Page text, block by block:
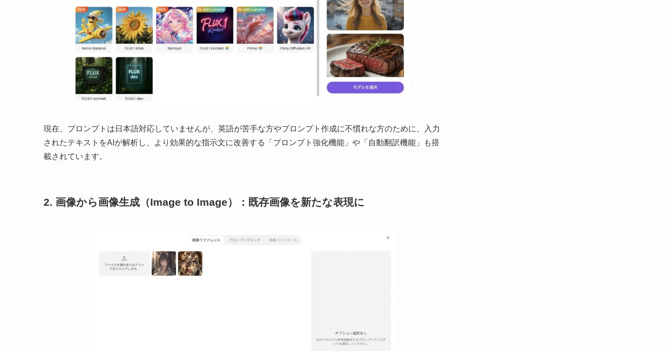
現在、プロンプトは日本語対応していませんが、英語が苦手な方やプロンプト作成に不慣れな方のために、入力
されたテキストをAIが解析し、より効果的な指示文に改善する「プロンプト強化機能」や「自動翻訳機能」も搭
載されています。
2. 画像から画像生成（Image to Image）：既存画像を新たな表現に